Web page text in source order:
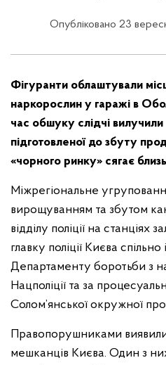
Опубліковано 23
Фігуранти облаштували
наркорослин у гаражі в
час обшуку слідчі вилучили
підготовленої до збуту
«чорного ринку» сягає
Міжрегіональне
вирощуванням та збутом
відділу поліції на станціях
главку поліції Києва
Департаменту боротьби з
Нацполіції та за
Солом’янської окружної
Правопорушниками
мешканців Києва. Один з